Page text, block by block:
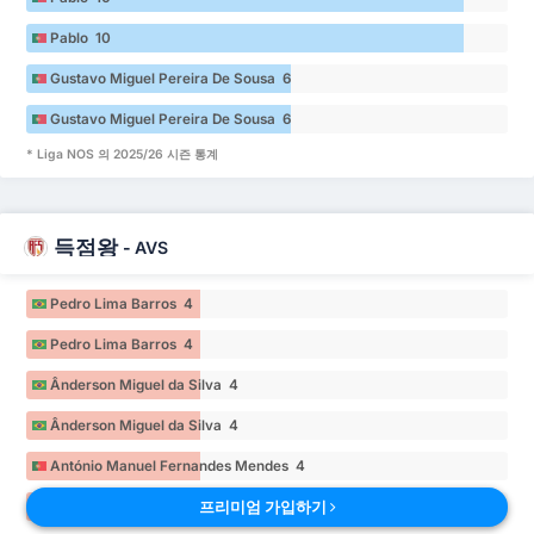
Pablo 10
Gustavo Miguel Pereira De Sousa 6
Gustavo Miguel Pereira De Sousa 6
* Liga NOS 의 2025/26 시즌 통계
득점왕 - AVS
Pedro Lima Barros 4
Pedro Lima Barros 4
Ânderson Miguel da Silva 4
Ânderson Miguel da Silva 4
António Manuel Fernandes Mendes 4
António Manuel Fernandes Mendes 4
프리미엄 가입하기